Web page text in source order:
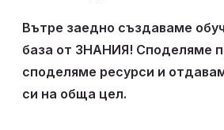
Вътре заедно създаваме
база от ЗНАНИЯ! Споделяме
споделяме ресурси и
си на обща цел.